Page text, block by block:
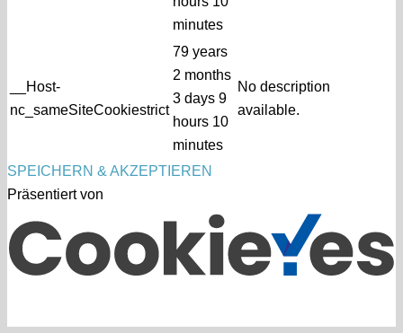
minutes
__Host-
nc_sameSiteCookiestrict
79 years
2 months
3 days 9
hours 10
minutes
No description
available.
SPEICHERN & AKZEPTIEREN
Präsentiert von